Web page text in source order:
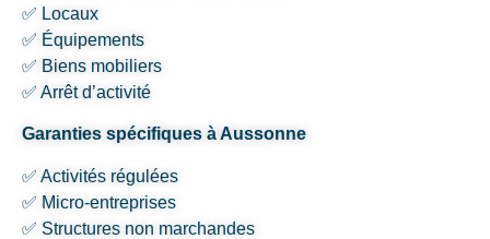
✅ Locaux
✅ Équipements
✅ Biens mobiliers
✅ Arrêt d’activité
Garanties spécifiques à Aussonne
✅ Activités régulées
✅ Micro-entreprises
✅ Structures non marchandes